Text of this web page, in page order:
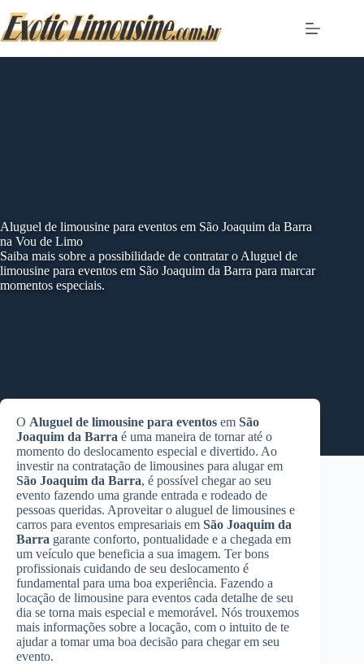
to
content
Aluguel de limousine para eventos em São Joaquim da Barra
na Vou de Limo
Saiba mais sobre a possibilidade de contratar o Aluguel de
limousine para eventos em São Joaquim da Barra para marcar
momentos especiais.
O Aluguel de limousine para eventos em São
Joaquim da Barra é uma maneira de tornar até o
momento do deslocamento especial e divertido. Ao
investir na contratação de limousines para alugar em
São Joaquim da Barra, é possível chegar ao seu
evento fazendo uma grande entrada e rodeado de
pessoas queridas. Aproveitar o aluguel de limousines e
carros para eventos empresariais em São Joaquim da
Barra garante conforto, pontualidade e a chegada em
um veículo que beneficia a sua imagem. Ter bons
profissionais cuidando de seu deslocamento é
fundamental para uma boa experiência. Fazendo a
locação de limousine para eventos cada detalhe de seu
dia se torna mais especial e memorável. Nós trouxemos
mais informações sobre a locação, com o intuito de te
ajudar a tomar uma boa decisão para chegar em seu
evento.